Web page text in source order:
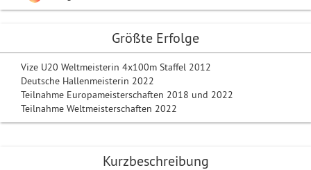
Kurzbeschreibung
Größte Erfolge
Vize U20 Weltmeisterin 4x100m Staffel 2012
Deutsche Hallenmeisterin 2022
Teilnahme Europameisterschaften 2018 und 2022
Teilnahme Weltmeisterschaften 2022